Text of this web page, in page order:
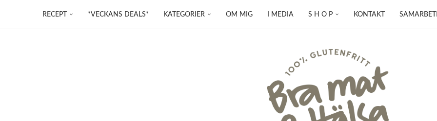
RECEPT *VECKANS DEALS* KATEGORIER OM MIG I MEDIA S H O P KONTAKT